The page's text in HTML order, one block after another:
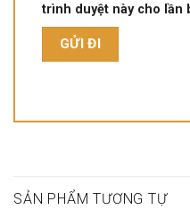
trình duyệt này cho lần
SẢN PHẨM TƯƠNG TỰ